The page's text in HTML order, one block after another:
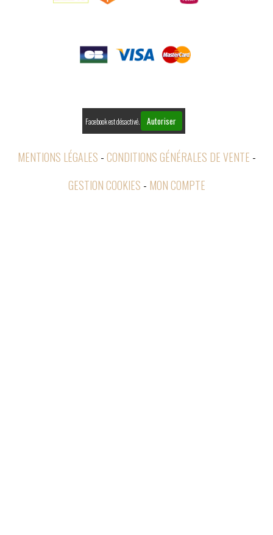
Facebook est désactivé. Autoriser
MENTIONS LÉGALES CONDITIONS GÉNÉRALES DE VENTE
GESTION COOKIES
MON COMPTE